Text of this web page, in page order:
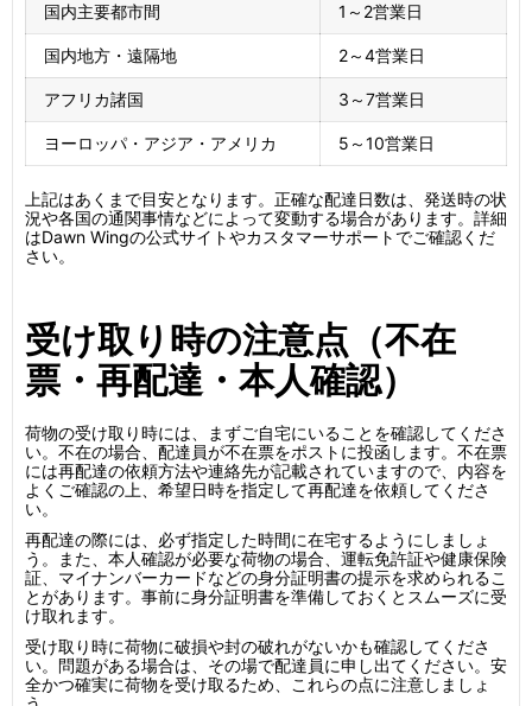
国内主要都市間 1～2営業日
国内地方・遠隔地 2～4営業日
アフリカ諸国 3～7営業日
ヨーロッパ・アジア・アメリカ 5～10営業日
上記はあくまで目安となります。正確な配達日数は、発送時の状
況や各国の通関事情などによって変動する場合があります。詳細
はDawn Wingの公式サイトやカスタマーサポートでご確認くだ
さい。
受け取り時の注意点（不在
票・再配達・本人確認）
荷物の受け取り時には、まずご自宅にいることを確認してくださ
い。不在の場合、配達員が不在票をポストに投函します。不在票
には再配達の依頼方法や連絡先が記載されていますので、内容を
よくご確認の上、希望日時を指定して再配達を依頼してくださ
い。
再配達の際には、必ず指定した時間に在宅するようにしましょ
う。また、本人確認が必要な荷物の場合、運転免許証や健康保険
証、マイナンバーカードなどの身分証明書の提示を求められるこ
とがあります。事前に身分証明書を準備しておくとスムーズに受
け取れます。
受け取り時に荷物に破損や封の破れがないかも確認してくださ
い。問題がある場合は、その場で配達員に申し出てください。安
全かつ確実に荷物を受け取るため、これらの点に注意しましょ